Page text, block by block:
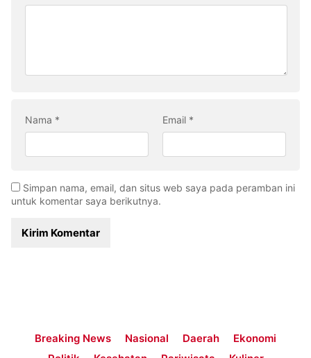
Nama * Email *
Simpan nama, email, dan situs web saya pada peramban ini
untuk komentar saya berikutnya.
Breaking News Nasional Daerah
Ekonomi